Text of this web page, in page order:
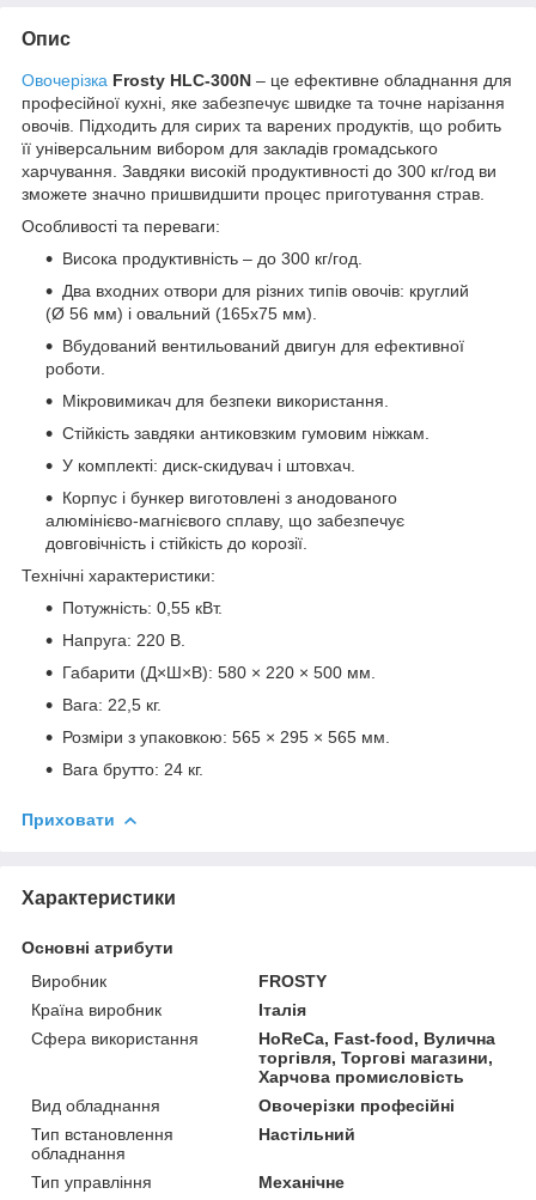
Опис
Овочерізка Frosty HLC-300N – це ефективне обладнання для
професійної кухні, яке забезпечує швидке та точне нарізання
овочів. Підходить для сирих та варених продуктів, що робить
її універсальним вибором для закладів громадського
харчування. Завдяки високій продуктивності до 300 кг/год ви
зможете значно пришвидшити процес приготування страв.
Особливості та переваги:
Висока продуктивність – до 300 кг/год.
Два входних отвори для різних типів овочів: круглий
(Ø 56 мм) і овальний (165х75 мм).
Вбудований вентильований двигун для ефективної
роботи.
Мікровимикач для безпеки використання.
Стійкість завдяки антиковзким гумовим ніжкам.
У комплекті: диск-скидувач і штовхач.
Корпус і бункер виготовлені з анодованого
алюмінієво-магнієвого сплаву, що забезпечує
довговічність і стійкість до корозії.
Технічні характеристики:
Потужність: 0,55 кВт.
Напруга: 220 В.
Габарити (Д×Ш×В): 580 × 220 × 500 мм.
Вага: 22,5 кг.
Розміри з упаковкою: 565 × 295 × 565 мм.
Вага брутто: 24 кг.
Приховати
Характеристики
Основні атрибути
Виробник
FROSTY
Країна виробник
Італія
Сфера використання
HoReCa, Fast-food, Вулична
торгівля, Торгові магазини,
Харчова промисловість
Вид обладнання
Овочерізки професійні
Тип встановлення
обладнання
Настільний
Тип управління Механічне